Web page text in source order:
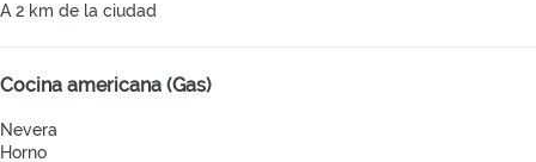
A 2 km de la ciudad
Cocina americana (Gas)
Nevera
Horno